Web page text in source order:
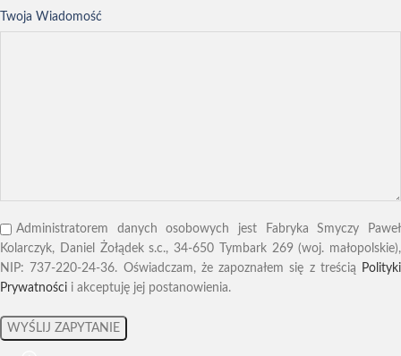
Twoja Wiadomość
Administratorem danych osobowych jest Fabryka Smyczy Paweł
Kolarczyk, Daniel Żołądek s.c., 34-650 Tymbark 269 (woj. małopolskie),
NIP: 737-220-24-36. Oświadczam, że zapoznałem się z treścią
Polityki
Prywatności i akceptuję jej postanowienia.